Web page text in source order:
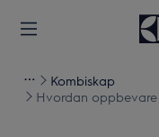
Kombiskap
Hvordan oppbevare